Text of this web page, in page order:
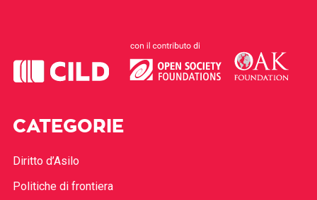
CATEGORIE
Diritto d’Asilo
Politiche di frontiera